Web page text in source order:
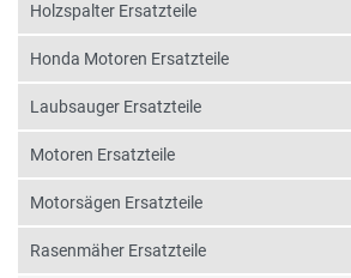
Holzspalter Ersatzteile
Honda Motoren Ersatzteile
Laubsauger Ersatzteile
Motoren Ersatzteile
Motorsägen Ersatzteile
Rasenmäher Ersatzteile